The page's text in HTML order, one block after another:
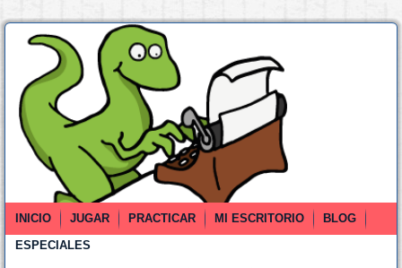
INICIO JUGAR PRACTICAR MI ESCRITORIO
BLOG
ESPECIALES